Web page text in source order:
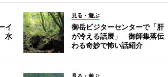
イ
水
見る・遊ぶ
御岳ビジターセンターで「肝
が冷える話展」 御師集落伝
わる奇妙で怖い話紹介